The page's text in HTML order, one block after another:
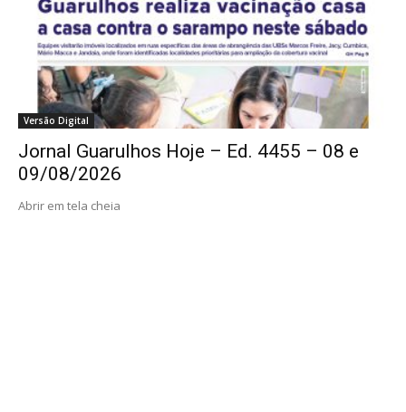
Versão Digital
Jornal Guarulhos Hoje – Ed. 4455 – 08 e
09/08/2026
Abrir em tela cheia